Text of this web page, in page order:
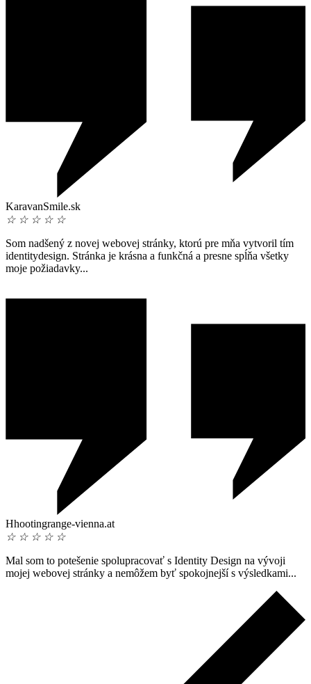
KaravanSmile.sk
☆ ☆ ☆ ☆ ☆
Som nadšený z novej webovej stránky, ktorú pre mňa vytvoril tím
identitydesign. Stránka je krásna a funkčná a presne spĺňa všetky
moje požiadavky...
Hhootingrange-vienna.at
☆ ☆ ☆ ☆ ☆
Mal som to potešenie spolupracovať s Identity Design na vývoji
mojej webovej stránky a nemôžem byť spokojnejší s výsledkami...